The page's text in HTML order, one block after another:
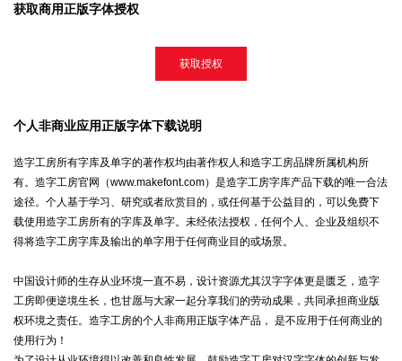
获取商用正版字体授权
获取授权
个人非商业应用正版字体下载说明
造字工房所有字库及单字的著作权均由著作权人和造字工房品牌所属机构所
有。造字工房官网（www.makefont.com）是造字工房字库产品下载的唯一合法
途径。个人基于学习、研究或者欣赏目的，或任何基于公益目的，可以免费下
载使用造字工房所有的字库及单字。未经依法授权，任何个人、企业及组织不
得将造字工房字库及输出的单字用于任何商业目的或场景。
中国设计师的生存从业环境一直不易，设计资源尤其汉字字体更是匮乏，造字
工房即便逆境生长，也甘愿与大家一起分享我们的劳动成果，共同承担商业版
权环境之责任。造字工房的个人非商用正版字体产品， 是不应用于任何商业的
使用行为！